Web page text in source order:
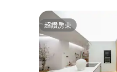
超讚房東
超讚房東